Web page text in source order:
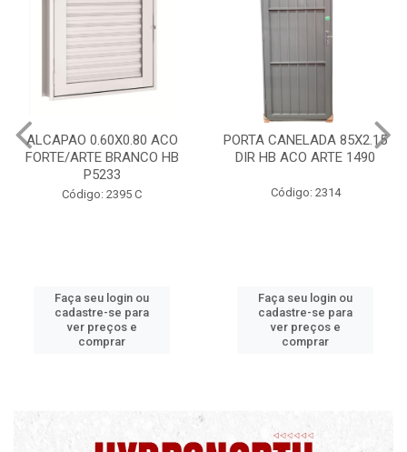
PORTA CANELADA 85X2.15
DIR HB ACO ARTE 1490
Código: 2314
Faça seu login ou
cadastre-se para
ver preços e
comprar
PORTA LAMINADA 60X215
DIR POP/MIX HB
Código: 2340
Faça seu login ou
cadastre-se para
ver preços e
comprar